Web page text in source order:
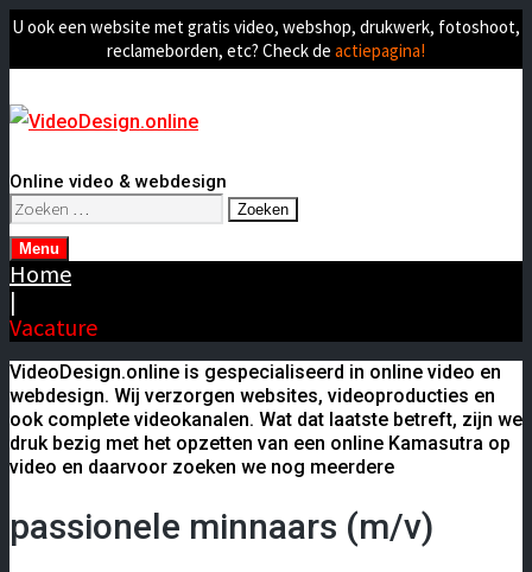
U ook een website met gratis video, webshop, drukwerk, fotoshoot,
reclameborden, etc? Check de actiepagina!
Online video & webdesign
Zoeken
naar:
Menu
Home
|
Vacature
VideoDesign.online is gespecialiseerd in online video en
webdesign. Wij verzorgen websites, videoproducties en
ook complete videokanalen. Wat dat laatste betreft, zijn we
druk bezig met het opzetten van een online Kamasutra op
video en daarvoor zoeken we nog meerdere
passionele minnaars (m/v)